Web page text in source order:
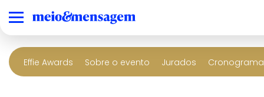
Effie Awards Sobre o evento Jurados